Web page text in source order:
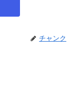
チャンク